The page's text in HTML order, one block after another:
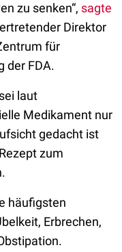
zu senken“, sagte
Direktor
für
der FDA.
laut
Medikament nur
gedacht ist
zum
häufigsten
Erbrechen,